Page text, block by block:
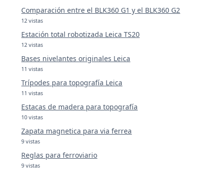
Comparación entre el BLK360 G1 y el BLK360 G2
12 vistas
Estación total robotizada Leica TS20
12 vistas
Bases nivelantes originales Leica
11 vistas
Trípodes para topografía Leica
11 vistas
Estacas de madera para topografía
10 vistas
Zapata magnetica para via ferrea
9 vistas
Reglas para ferroviario
9 vistas